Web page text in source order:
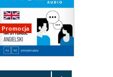
Promocja